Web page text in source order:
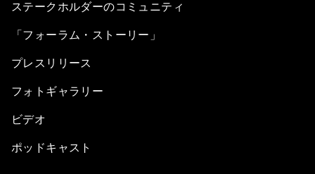
ステークホルダーのコミュニティ
「フォーラム・ストーリー」
プレスリリース
フォトギャラリー
ビデオ
ポッドキャスト